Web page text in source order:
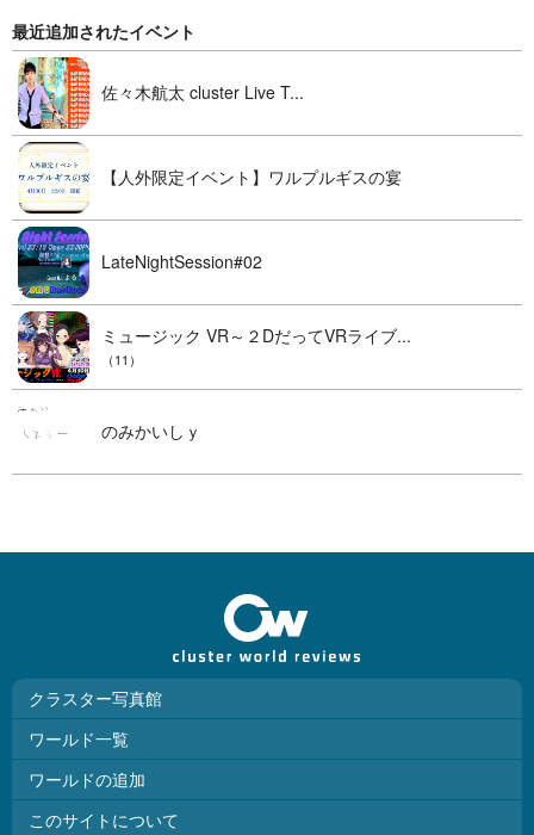
最近追加されたイベント
佐々木航太 cluster Live T...
【人外限定イベント】ワルプルギスの宴
LateNightSession#02
ミュージック VR～２DだってVRライブ...
（11）
のみかいしｙ
クラスター写真館
ワールド一覧
ワールドの追加
このサイトについて